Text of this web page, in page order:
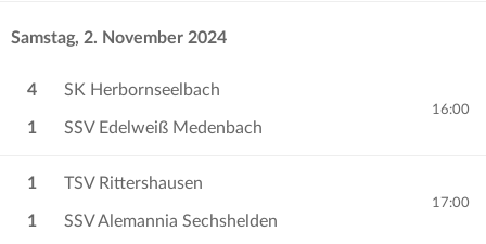
Samstag, 2. November 2024
4
1
SK Herbornseelbach
SSV Edelweiß Medenbach
16:00
1
1
TSV Rittershausen
SSV Alemannia Sechshelden
17:00